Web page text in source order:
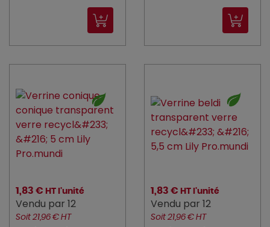
1,83 € HT l'unité
Vendu par 12
Soit 21,96 € HT
1,83 € HT l'unité
Vendu par 12
Soit 21,96 € HT